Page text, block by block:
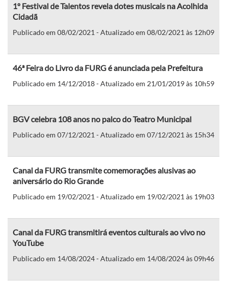
1º Festival de Talentos revela dotes musicais na Acolhida
Cidadã
Publicado em 08/02/2021 - Atualizado em 08/02/2021 às 12h09
46ª Feira do Livro da FURG é anunciada pela Prefeitura
Publicado em 14/12/2018 - Atualizado em 21/01/2019 às 10h59
BGV celebra 108 anos no palco do Teatro Municipal
Publicado em 07/12/2021 - Atualizado em 07/12/2021 às 15h34
Canal da FURG transmite comemorações alusivas ao
aniversário do Rio Grande
Publicado em 19/02/2021 - Atualizado em 19/02/2021 às 19h03
Canal da FURG transmitirá eventos culturais ao vivo no
YouTube
Publicado em 14/08/2024 - Atualizado em 14/08/2024 às 09h46